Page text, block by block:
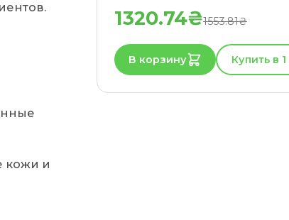
кожи и
1320.74₴1553.81₴
В корзину Купить в